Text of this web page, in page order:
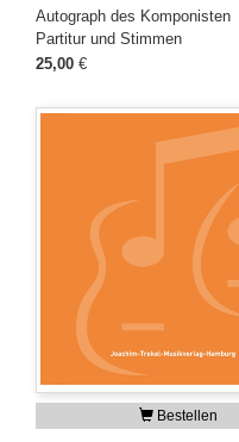
Autograph des Komponisten
Partitur und Stimmen
25,00 €
Bestellen